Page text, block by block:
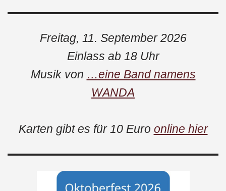
Freitag, 11. September 2026
Einlass ab 18 Uhr
Musik von …eine Band namens
WANDA
Karten gibt es für 10 Euro online hier